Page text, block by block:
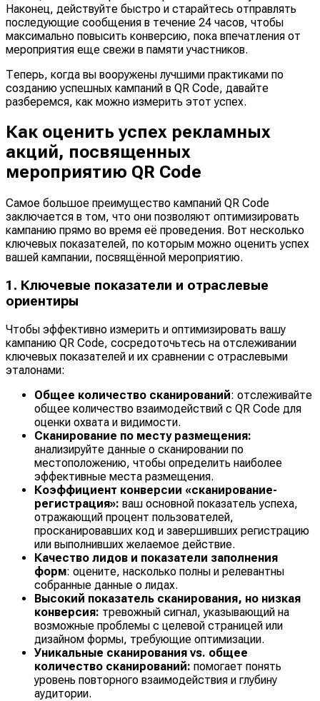
Наконец, действуйте быстро и старайтесь отправлять
последующие сообщения в течение 24 часов, чтобы
максимально повысить конверсию, пока впечатления от
мероприятия еще свежи в памяти участников.
Теперь, когда вы вооружены лучшими практиками по
созданию успешных кампаний в QR Code, давайте
разберемся, как можно измерить этот успех.
Как оценить успех рекламных
акций, посвященных
мероприятию QR Code
Самое большое преимущество кампаний QR Code
заключается в том, что они позволяют оптимизировать
кампанию прямо во время её проведения. Вот несколько
ключевых показателей, по которым можно оценить успех
вашей кампании, посвящённой мероприятию.
1. Ключевые показатели и отраслевые
ориентиры
Чтобы эффективно измерить и оптимизировать вашу
кампанию QR Code, сосредоточьтесь на отслеживании
ключевых показателей и их сравнении с отраслевыми
эталонами:
Общее количество сканирований: отслеживайте
общее количество взаимодействий с QR Code для
оценки охвата и видимости.
Сканирование по месту размещения:
анализируйте данные о сканировании по
местоположению, чтобы определить наиболее
эффективные места размещения.
Коэффициент конверсии «сканирование-
регистрация»: ваш основной показатель успеха,
отражающий процент пользователей,
просканировавших код и завершивших регистрацию
или выполнивших желаемое действие.
Качество лидов и показатели заполнения
форм: оцените, насколько полны и релевантны
собранные данные о лидах.
Высокий показатель сканирования, но низкая
конверсия: тревожный сигнал, указывающий на
возможные проблемы с целевой страницей или
дизайном формы, требующие оптимизации.
Уникальные сканирования vs. общее
количество сканирований: помогает понять
уровень повторного взаимодействия и глубину
аудитории.